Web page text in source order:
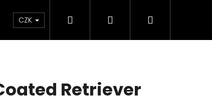
Novinky Můj blog
CZK Hledat PřihlášeníNákupní
Retriever